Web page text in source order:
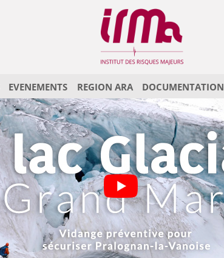
EVENEMENTS REGION ARA DOCUMENTATION